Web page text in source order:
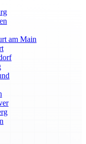
am Main